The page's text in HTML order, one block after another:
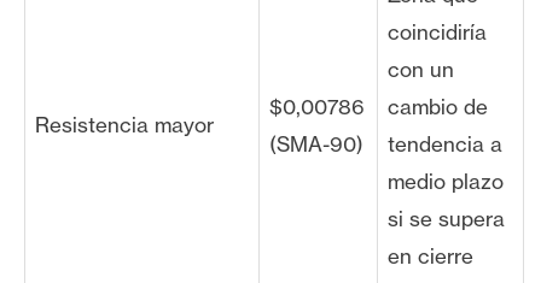
Resistencia mayor
$0,00786
(SMA-90)
coincidiría
con un
cambio de
tendencia a
medio plazo
si se supera
en cierre